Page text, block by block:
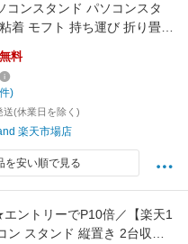
コンスタンド パソコンスタ
着 モフト 持ち運び 折り畳み
ド 軽量 コンパクト ノート
Air ipad 11インチ対
インチ対応 14インチ対応
料
)
送(休業日を除く)
楽天市場店
を安い順で見る
ントリーでP10倍／【楽天1
ン スタンド 縦置き 2台収納